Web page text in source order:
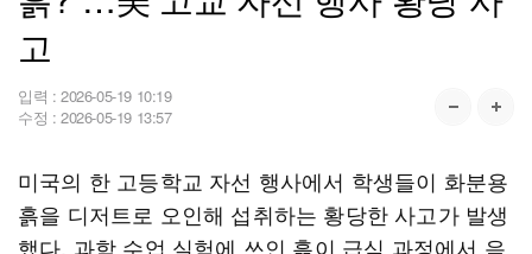
고
입력 : 2026-05-19 10:19
수정 : 2026-05-19 13:57
미국의 한 고등학교 자선 행사에서 학생들이 화분용
흙을 디저트로 오인해 섭취하는 황당한 사고가 발생
했다. 과학 수업 실험에 쓰인 흙이 급식 과정에서 음